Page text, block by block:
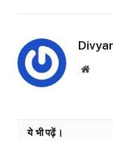
ये भी पढ़ें।